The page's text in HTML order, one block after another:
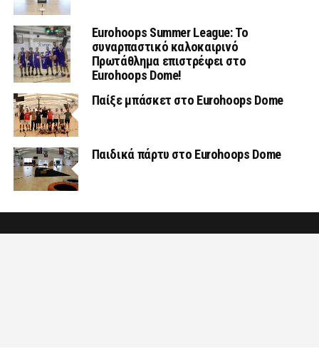
Eurohoops Summer League: Το
συναρπαστικό καλοκαιρινό
Πρωτάθλημα επιστρέφει στο
Eurohoops Dome!
Παίξε μπάσκετ στο Eurohoops Dome
Παιδικά πάρτυ στο Eurohoops Dome